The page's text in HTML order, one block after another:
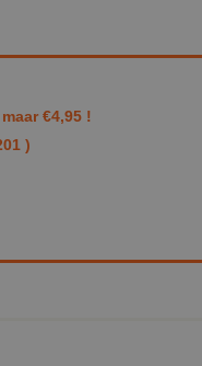
€4,95 !
)